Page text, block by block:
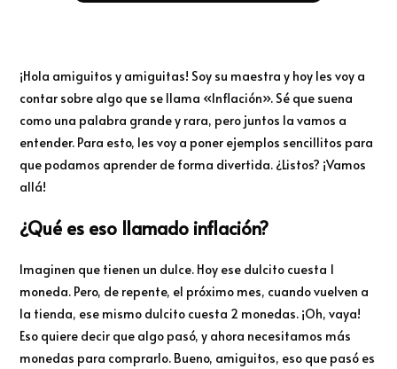
¡Hola amiguitos y amiguitas! Soy su maestra y hoy les voy a
contar sobre algo que se llama «Inflación». Sé que suena
como una palabra grande y rara, pero juntos la vamos a
entender. Para esto, les voy a poner ejemplos sencillitos para
que podamos aprender de forma divertida. ¿Listos? ¡Vamos
allá!
¿Qué es eso llamado inflación?
Imaginen que tienen un dulce. Hoy ese dulcito cuesta 1
moneda. Pero, de repente, el próximo mes, cuando vuelven a
la tienda, ese mismo dulcito cuesta 2 monedas. ¡Oh, vaya!
Eso quiere decir que algo pasó, y ahora necesitamos más
monedas para comprarlo. Bueno, amiguitos, eso que pasó es